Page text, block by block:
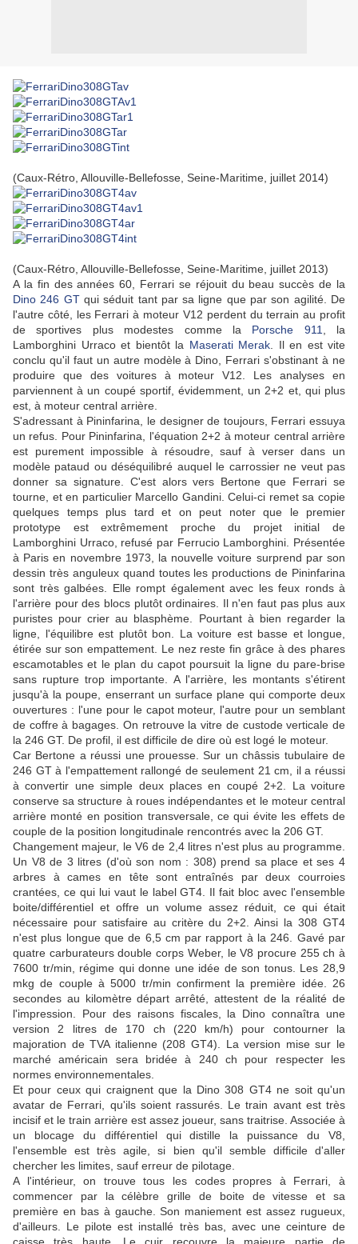
(Caux-Rétro, Allouville-Bellefosse, Seine-Maritime, juillet 2014)
(Caux-Rétro, Allouville-Bellefosse, Seine-Maritime, juillet 2013)
A la fin des années 60, Ferrari se réjouit du beau succès de la
Dino 246 GTqui séduit tant par sa ligne que par son agilité. De
l'autre côté, les Ferrari à moteur V12 perdent du terrain au profit
de sportives plus modestes comme la Porsche 911
, la
Lamborghini Urraco et bientôt la Maserati Merak . Il en est vite
conclu qu'il faut un autre modèle à Dino, Ferrari s'obstinant à ne
produire que des voitures à moteur V12. Les analyses en
parviennent à un coupé sportif, évidemment, un 2+2 et, qui plus
est, à moteur central arrière.
S'adressant à Pininfarina, le designer de toujours, Ferrari essuya
un refus. Pour Pininfarina, l'équation 2+2 à moteur central arrière
est purement impossible à résoudre, sauf à verser dans un
modèle pataud ou déséquilibré auquel le carrossier ne veut pas
donner sa signature. C'est alors vers Bertone que Ferrari se
tourne, et en particulier Marcello Gandini. Celui-ci remet sa copie
quelques temps plus tard et on peut noter que le premier
prototype est extrêmement proche du projet initial de
Lamborghini Urraco, refusé par Ferrucio Lamborghini. Présentée
à Paris en novembre 1973, la nouvelle voiture surprend par son
dessin très anguleux quand toutes les productions de Pininfarina
sont très galbées. Elle rompt également avec les feux ronds à
l'arrière pour des blocs plutôt ordinaires. Il n'en faut pas plus aux
puristes pour crier au blasphème. Pourtant à bien regarder la
ligne, l'équilibre est plutôt bon. La voiture est basse et longue,
étirée sur son empattement. Le nez reste fin grâce à des phares
escamotables et le plan du capot poursuit la ligne du pare-brise
sans rupture trop importante. A l'arrière, les montants s'étirent
jusqu'à la poupe, enserrant un surface plane qui comporte deux
ouvertures : l'une pour le capot moteur, l'autre pour un semblant
de coffre à bagages. On retrouve la vitre de custode verticale de
la 246 GT. De profil, il est difficile de dire où est logé le moteur.
Car Bertone a réussi une prouesse. Sur un châssis tubulaire de
246 GT à l'empattement rallongé de seulement 21 cm, il a réussi
à convertir une simple deux places en coupé 2+2. La voiture
conserve sa structure à roues indépendantes et le moteur central
arrière monté en position transversale, ce qui évite les effets de
couple de la position longitudinale rencontrés avec la 206 GT.
Changement majeur, le V6 de 2,4 litres n'est plus au programme.
Un V8 de 3 litres (d'où son nom : 308) prend sa place et ses 4
arbres à cames en tête sont entraînés par deux courroies
crantées, ce qui lui vaut le label GT4. Il fait bloc avec l'ensemble
boite/différentiel et offre un volume assez réduit, ce qui était
nécessaire pour satisfaire au critère du 2+2. Ainsi la 308 GT4
n'est plus longue que de 6,5 cm par rapport à la 246. Gavé par
quatre carburateurs double corps Weber, le V8 procure 255 ch à
7600 tr/min, régime qui donne une idée de son tonus. Les 28,9
mkg de couple à 5000 tr/min confirment la première idée. 26
secondes au kilomètre départ arrêté, attestent de la réalité de
l'impression. Pour des raisons fiscales, la Dino connaîtra une
version 2 litres de 170 ch (220 km/h) pour contourner la
majoration de TVA italienne (208 GT4). La version mise sur le
marché américain sera bridée à 240 ch pour respecter les
normes environnementales.
Et pour ceux qui craignent que la Dino 308 GT4 ne soit qu'un
avatar de Ferrari, qu'ils soient rassurés. Le train avant est très
incisif et le train arrière est assez joueur, sans traitrise. Associée à
un blocage du différentiel qui distille la puissance du V8,
l'ensemble est très agile, si bien qu'il semble difficile d'aller
chercher les limites, sauf erreur de pilotage.
A l'intérieur, on trouve tous les codes propres à Ferrari, à
commencer par la célèbre grille de boite de vitesse et sa
première en bas à gauche. Son maniement est assez rugueux,
d'ailleurs. Le pilote est installé très bas, avec une ceinture de